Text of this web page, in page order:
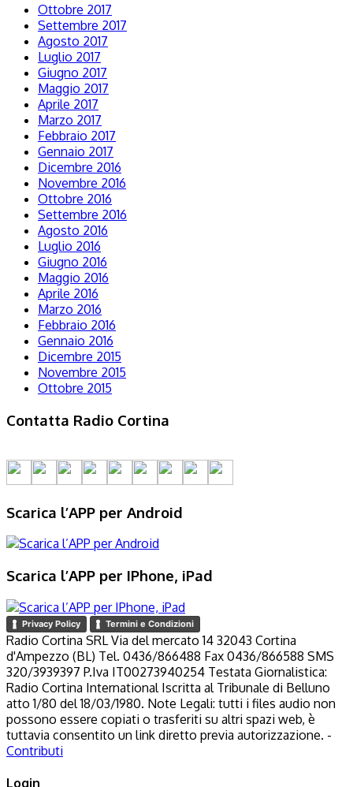
Ottobre 2017
Settembre 2017
Agosto 2017
Luglio 2017
Giugno 2017
Maggio 2017
Aprile 2017
Marzo 2017
Febbraio 2017
Gennaio 2017
Dicembre 2016
Novembre 2016
Ottobre 2016
Settembre 2016
Agosto 2016
Luglio 2016
Giugno 2016
Maggio 2016
Aprile 2016
Marzo 2016
Febbraio 2016
Gennaio 2016
Dicembre 2015
Novembre 2015
Ottobre 2015
Contatta Radio Cortina
Scarica l’APP per Android
Scarica l’APP per IPhone, iPad
Privacy Policy Termini e Condizioni
Radio Cortina SRL Via del mercato 14 32043 Cortina
d'Ampezzo (BL) Tel. 0436/866488 Fax 0436/866588 SMS
320/3939397 P.Iva IT00273940254 Testata Giornalistica:
Radio Cortina International Iscritta al Tribunale di Belluno
atto 1/80 del 18/03/1980. Note Legali: tutti i files audio non
possono essere copiati o trasferiti su altri spazi web, è
tuttavia consentito un link diretto previa autorizzazione. -
Contributi
Login